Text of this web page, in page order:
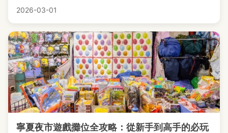
2026-03-01
寧夏夜市遊戲攤位全攻略：從新手到高手的必玩